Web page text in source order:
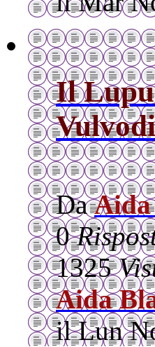
Il
Da
0
1325
Aida
il Lun